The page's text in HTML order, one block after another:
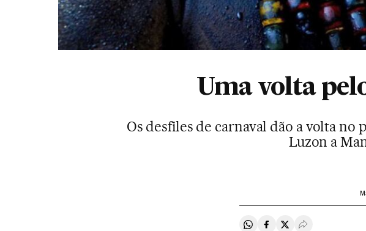
Uma volta
Os desfiles de carnaval dão a volta no
Luzon a